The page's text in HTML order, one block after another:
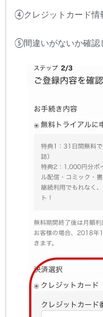
④クレジットカード情
⑤間違いがないか確認